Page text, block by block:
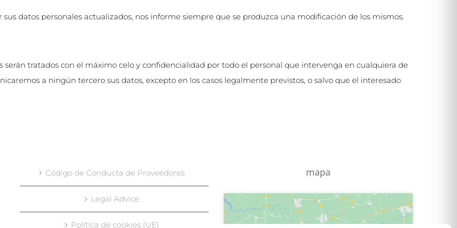
datos personales actualizados, nos informe siempre que se produzca una modificación de los mismos.
serán tratados con el máximo celo y confidencialidad por todo el personal que intervenga en cualquiera de
a ningún tercero sus datos, excepto en los casos legalmente previstos, o salvo que el interesado
Código de Conducta de Proveedores
Legal Advice
Política de cookies (UE)
mapa